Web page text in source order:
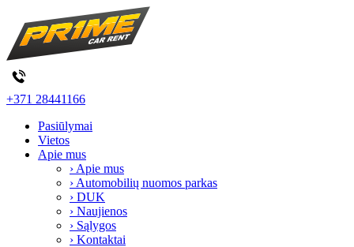
+371 28441166
Pasiūlymai
Vietos
Apie mus
› Apie mus
› Automobilių nuomos parkas
› DUK
› Naujienos
› Sąlygos
› Kontaktai